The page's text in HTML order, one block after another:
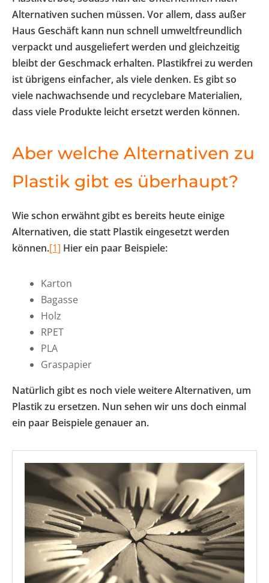
Alternativen suchen müssen. Vor allem, dass außer
Haus Geschäft kann nun schnell umweltfreundlich
verpackt und ausgeliefert werden und gleichzeitig
bleibt der Geschmack erhalten. Plastikfrei zu werden
ist übrigens einfacher, als viele denken. Es gibt so
viele nachwachsende und recyclebare Materialien,
dass viele Produkte leicht ersetzt werden können.
Aber welche Alternativen zu
Plastik gibt es überhaupt?
Wie schon erwähnt gibt es bereits heute einige
Alternativen, die statt Plastik eingesetzt werden
können.[1] Hier ein paar Beispiele:
Karton
Bagasse
Holz
RPET
PLA
Graspapier
Natürlich gibt es noch viele weitere Alternativen, um
Plastik zu ersetzen. Nun sehen wir uns doch einmal
ein paar Beispiele genauer an.